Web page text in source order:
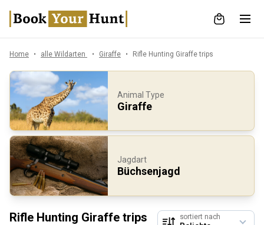
Home alle Wildarten Giraffe Rifle Hunting Giraffe trips
Animal Type
Giraffe
Jagdart
Büchsenjagd
Rifle Hunting Giraffe trips sortiert nach